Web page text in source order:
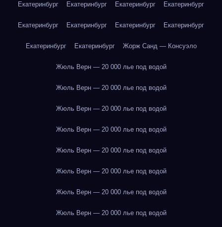
Екатеринбург Екатеринбург Екатеринбург Екатеринбург
Екатеринбург Екатеринбург Екатеринбург Екатеринбург
Екатеринбург Екатеринбург Жорж Санд — Консуэло
Жюль Верн — 20 000 лье под водой
Жюль Верн — 20 000 лье под водой
Жюль Верн — 20 000 лье под водой
Жюль Верн — 20 000 лье под водой
Жюль Верн — 20 000 лье под водой
Жюль Верн — 20 000 лье под водой
Жюль Верн — 20 000 лье под водой
Жюль Верн — 20 000 лье под водой